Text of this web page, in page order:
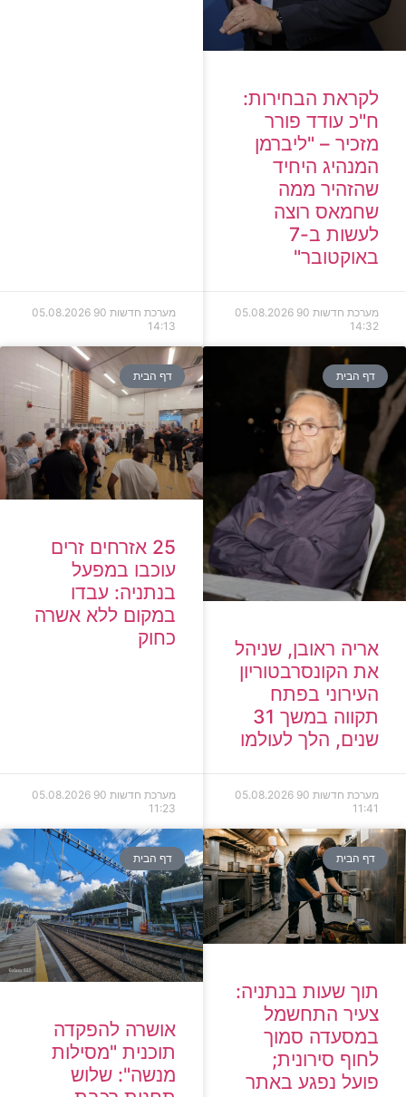
לקראת הבחירות:
ח"כ עודד פורר
מזכיר – "ליברמן
המנהיג היחיד
שהזהיר ממה
שחמאס רוצה
לעשות ב-7
באוקטובר"
מערכת חדשות 90
05.08.2026
14:32
מערכת חדשות 90
05.08.2026
14:13
דף הבית
אריה ראובן, שניהל
את הקונסרבטוריון
העירוני בפתח
תקווה במשך 31
שנים, הלך לעולמו
מערכת חדשות 90
05.08.2026
11:41
דף הבית
25 אזרחים זרים
עוכבו במפעל
בנתניה: עבדו
במקום ללא אשרה
כחוק
מערכת חדשות 90
05.08.2026
11:23
דף הבית
תוך שעות בנתניה:
צעיר התחשמל
במסעדה סמוך
לחוף סירונית;
פועל נפגע באתר
דף הבית
אושרה להפקדה
תוכנית "מסילות
מנשה": שלוש